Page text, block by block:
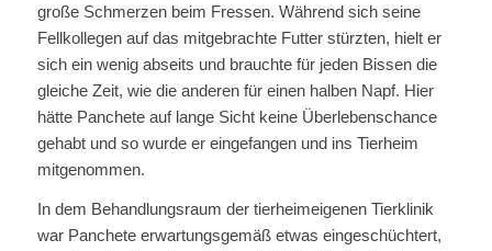
große Schmerzen beim Fressen. Während sich seine
Fellkollegen auf das mitgebrachte Futter stürzten, hielt er
sich ein wenig abseits und brauchte für jeden Bissen die
gleiche Zeit, wie die anderen für einen halben Napf. Hier
hätte Panchete auf lange Sicht keine Überlebenschance
gehabt und so wurde er eingefangen und ins Tierheim
mitgenommen.
In dem Behandlungsraum der tierheimeigenen Tierklinik
war Panchete erwartungsgemäß etwas eingeschüchtert,